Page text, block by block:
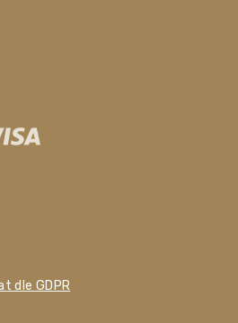
dle GDPR